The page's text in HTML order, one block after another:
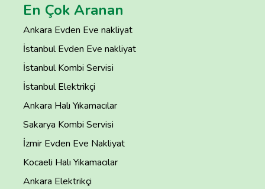
En Çok Aranan
Ankara Evden Eve nakliyat
İstanbul Evden Eve nakliyat
İstanbul Kombi Servisi
İstanbul Elektrikçi
Ankara Halı Yıkamacılar
Sakarya Kombi Servisi
İzmir Evden Eve Nakliyat
Kocaeli Halı Yıkamacılar
Ankara Elektrikçi